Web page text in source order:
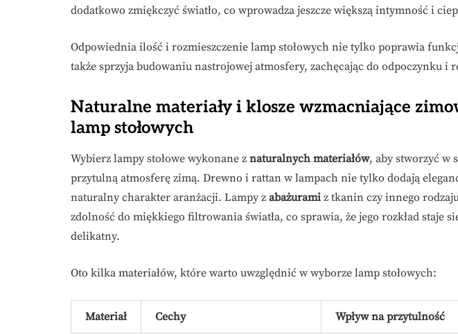
dodatkowo zmiękczyć światło, co wprowadza jeszcze większą intymność i
Odpowiednia ilość i rozmieszczenie lamp stołowych nie tylko poprawia
także sprzyja budowaniu nastrojowej atmosfery, zachęcając do odpoczynku i
Naturalne materiały i klosze wzmacniające
lamp stołowych
Wybierz lampy stołowe wykonane z naturalnych materiałów, aby stworzyć w
przytulną atmosferę zimą. Drewno i rattan w lampach nie tylko dodają
naturalny charakter aranżacji. Lampy z abażurami z tkanin czy innego
zdolność do miękkiego filtrowania światła, co sprawia, że jego rozkład staje
delikatny.
Oto kilka materiałów, które warto uwzględnić w wyborze lamp stołowych:
Materiał Cechy Wpływ na przytulność